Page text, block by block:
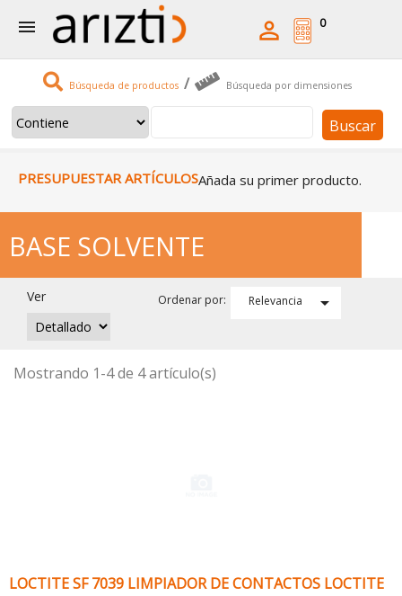
 
Búsqueda de productos / Búsqueda por dimensiones
Buscar
0
PRESUPUESTAR ARTÍCULOSAñada su primer producto.
BASE SOLVENTE
Ver Ordenar por: Relevancia 
Mostrando 1-4 de 4 artículo(s)
LOCTITE SF 7039 LIMPIADOR DE CONTACTOS LOCTITE